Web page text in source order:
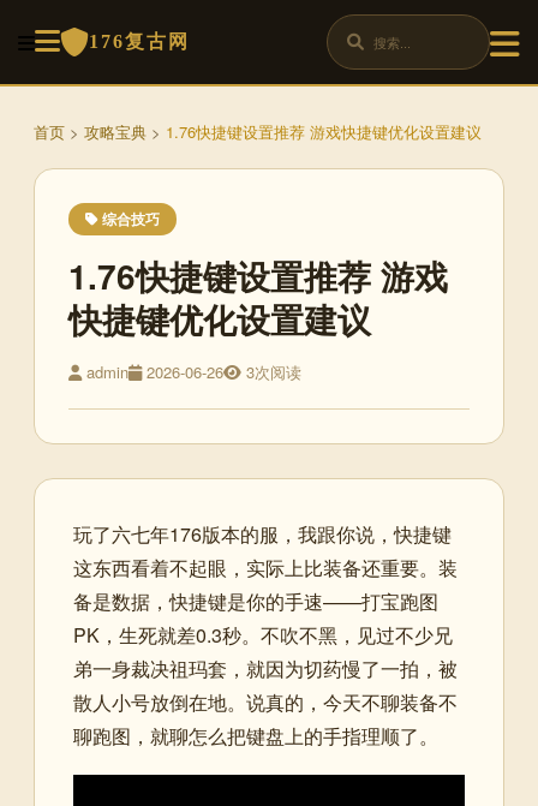
176复古网
首页 > 攻略宝典 > 1.76快捷键设置推荐 游戏快捷键优化设置建议
综合技巧
1.76快捷键设置推荐 游戏
快捷键优化设置建议
admin 2026-06-26 3次阅读
玩了六七年176版本的服，我跟你说，快捷键
这东西看着不起眼，实际上比装备还重要。装
备是数据，快捷键是你的手速——打宝跑图
PK，生死就差0.3秒。不吹不黑，见过不少兄
弟一身裁决祖玛套，就因为切药慢了一拍，被
散人小号放倒在地。说真的，今天不聊装备不
聊跑图，就聊怎么把键盘上的手指理顺了。